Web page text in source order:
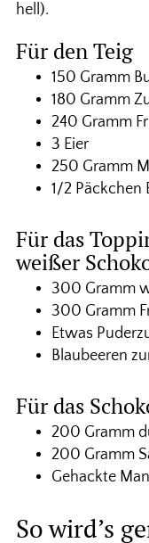
hell).
Für den Teig
150 Gramm
180 Gramm
240 Gramm
3 Eier
250 Gramm
1/2 Päckchen
Für das
weißer
300 Gramm
300 Gramm
Etwas
Blaubeeren
Für das
200 Gramm
200 Gramm
Gehackte
So wird’s